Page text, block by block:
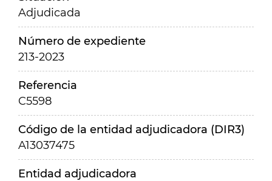
Adjudicada
Número de expediente
213-2023
Referencia
C5598
Código de la entidad adjudicadora (DIR3)
A13037475
Entidad adjudicadora